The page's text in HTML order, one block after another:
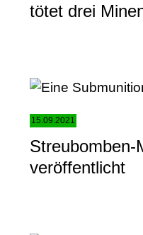
tötet drei
15.09.2021
Streubomben-
veröffentlicht